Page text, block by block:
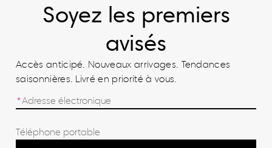
Soyez les premiers
avisés
Accès anticipé. Nouveaux arrivages. Tendances
saisonnières. Livré en priorité à vous.